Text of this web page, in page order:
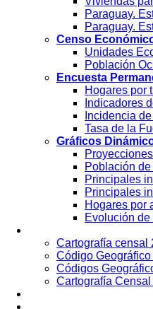
Paraguay.
Paraguay.
Censo
Unidades
Población
Encuesta
Hogares por
Indicadores
Incidencia
Tasa de la
Gráficos
Población
Principales
Principales
Hogares por
Evolución
Cartografía censal
Código Geográfico
Códigos
Cartografía Censal